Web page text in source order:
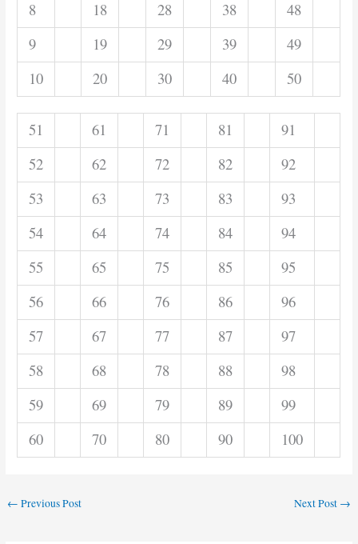
8
18 28 38
48
9
19 29 39
49
10
20 30 40 50
51 61 71 81
91
52
62 72 82
92
53
63 73 83
93
54
64 74 84
94
55
65 75 85
95
56
66 76 86
96
57
67 77 87
97
58
68 78 88
98
59
69 79 89
99
60
70 80 90 100
← Previous Post Next Post →